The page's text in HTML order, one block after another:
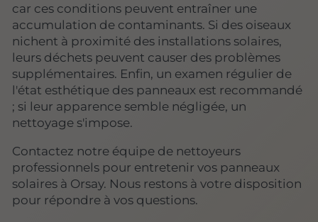
car ces conditions peuvent entraîner une
accumulation de contaminants. Si des oiseaux
nichent à proximité des installations solaires,
leurs déchets peuvent causer des problèmes
supplémentaires. Enfin, un examen régulier de
l'état esthétique des panneaux est recommandé
; si leur apparence semble négligée, un
nettoyage s'impose.
Contactez notre équipe de nettoyeurs
professionnels pour entretenir vos panneaux
solaires à Orsay. Nous restons à votre disposition
pour répondre à vos questions.